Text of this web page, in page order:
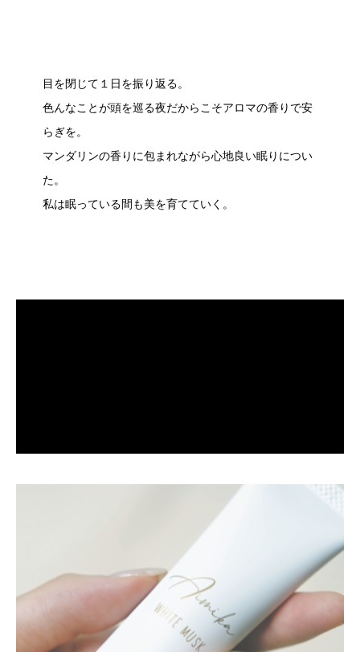
目を閉じて１日を振り返る。
色んなことが頭を巡る夜だからこそアロマの香りで安
らぎを。
マンダリンの香りに包まれながら心地良い眠りについ
た。
私は眠っている間も美を育てていく。